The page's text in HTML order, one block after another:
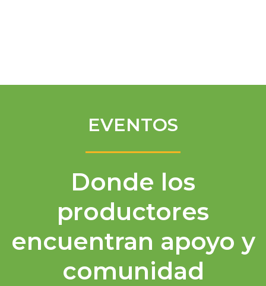
EVENTOS
Donde los
productores
encuentran apoyo y
comunidad